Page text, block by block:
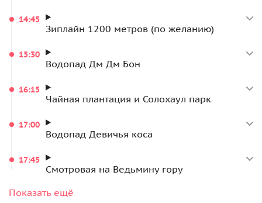
14:45
Зиплайн 1200 метров (по желанию)
15:30
Водопад Дм Дм Бон
16:15
Чайная плантация и Солохаул парк
17:00
Водопад Девичья коса
17:45
Смотровая на Ведьмину гору
Показать ещё